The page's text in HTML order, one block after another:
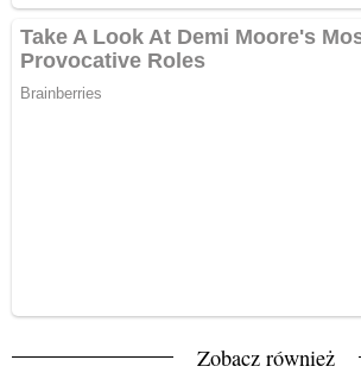
Zobacz również